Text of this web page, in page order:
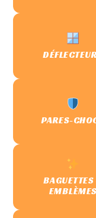
PARES-
BAGUETTES
EMBLÈMES